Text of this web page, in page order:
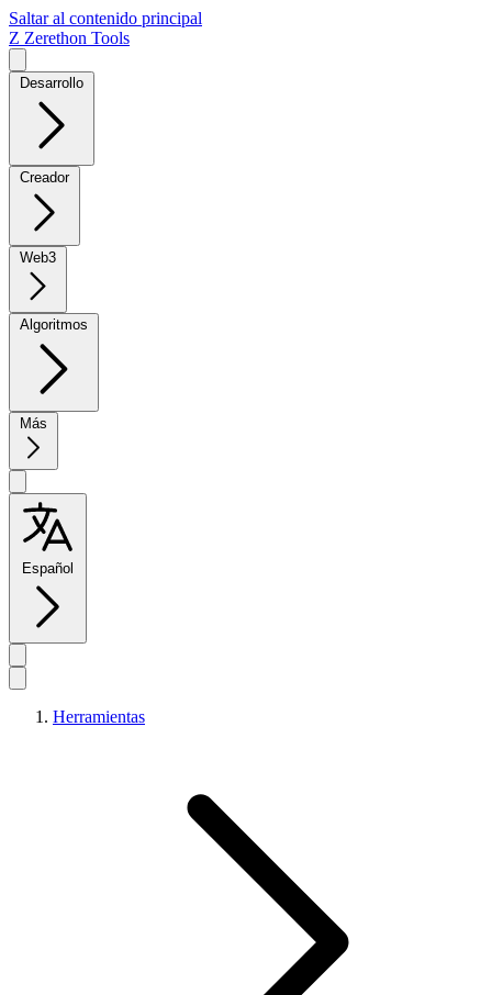
Saltar al contenido principal
Z Zerethon Tools
Desarrollo
Creador
Web3
Algoritmos
Más
Español
Herramientas